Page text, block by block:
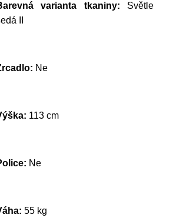
varianta tkaniny: Světle
II
Ne
113 cm
Ne
55 kg